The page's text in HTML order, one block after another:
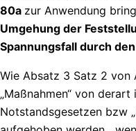
80a zur Anwendung
Umgehung der
Spannungsfall durch
Wie Absatz 3 Satz 2 von
„Maßnahmen“ von
Notstandsgesetzen bzw